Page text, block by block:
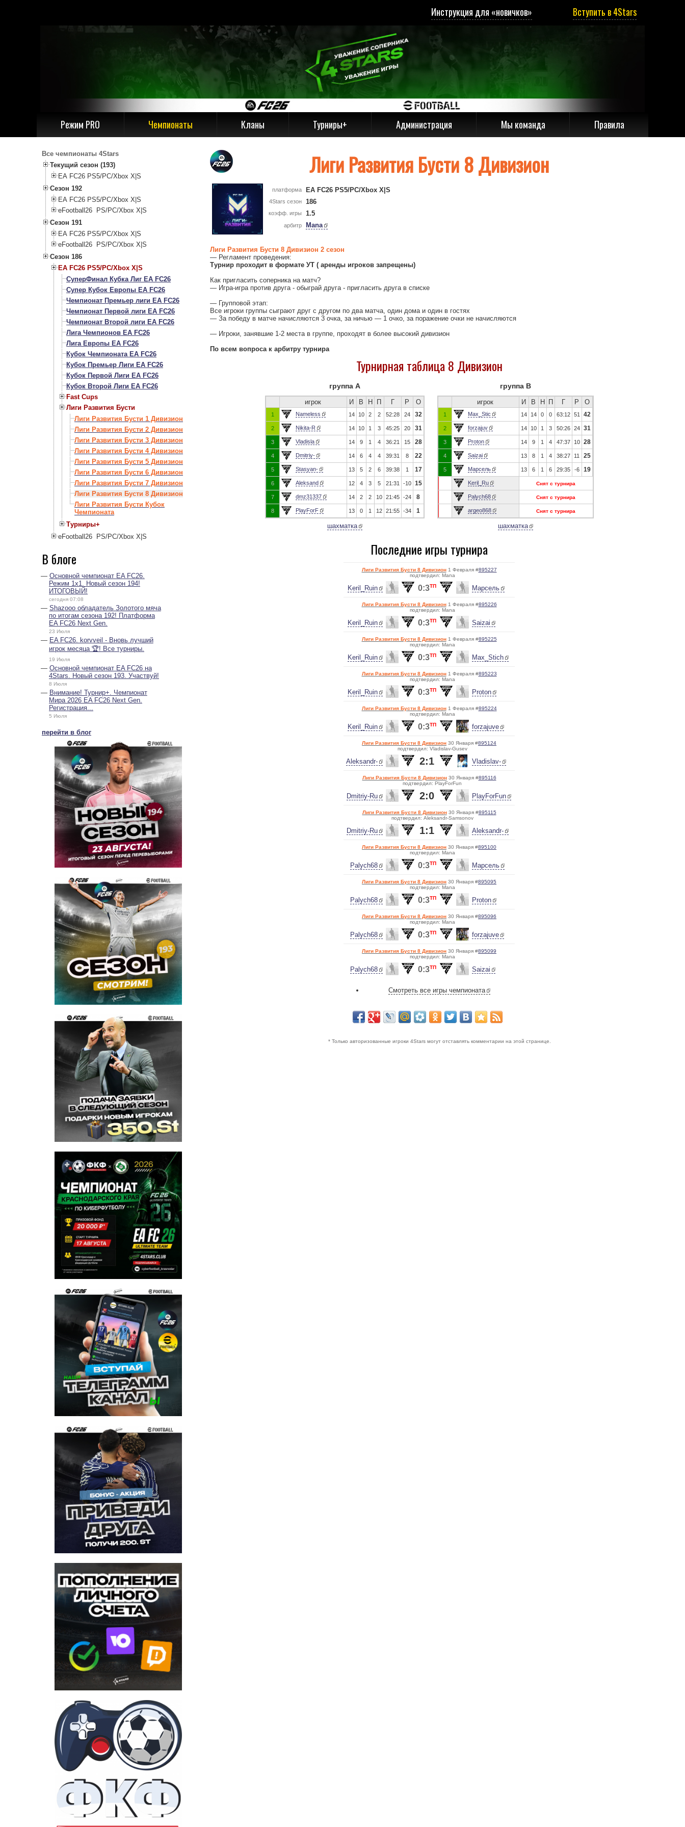
Вступить в 4Stars
Инструкция для «новичков»
Режим PRO Чемпионаты Кланы Турниры+ Администрация Мы команда Правила
Все чемпионаты 4Stars
Текущий сезон (193)
EA FC26 PS5/PC/Xbox X|S
Сезон 192
EA FC26 PS5/PC/Xbox X|S
eFootball26 PS/PC/Xbox X|S
Сезон 191
EA FC26 PS5/PC/Xbox X|S
eFootball26 PS/PC/Xbox X|S
Сезон 186
EA FC26 PS5/PC/Xbox X|S
СуперФинал Кубка Лиг EA FC26
Супер Кубок Европы EA FC26
Чемпионат Премьер лиги EA FC26
Чемпионат Первой лиги EA FC26
Чемпионат Второй лиги EA FC26
Лига Чемпионов EA FC26
Лига Европы EA FC26
Кубок Чемпионата EA FC26
Кубок Премьер Лиги EA FC26
Кубок Первой Лиги EA FC26
Кубок Второй Лиги EA FC26
Fast Cups
Лиги Развития Бусти
Лиги Развития Бусти 1 Дивизион
Лиги Развития Бусти 2 Дивизион
Лиги Развития Бусти 3 Дивизион
Лиги Развития Бусти 4 Дивизион
Лиги Развития Бусти 5 Дивизион
Лиги Развития Бусти 6 Дивизион
Лиги Развития Бусти 7 Дивизион
Лиги Развития Бусти 8 Дивизион
Лиги Развития Бусти Кубок
Чемпионата
Турниры+
eFootball26 PS/PC/Xbox X|S
В блоге
Основной чемпионат EA FC26.
Режим 1х1. Новый сезон 194!
ИТОГОВЫЙ!
сегодня 07:08
Shazooo обладатель Золотого мяча
по итогам сезона 192! Платформа
EA FC26 Next Gen.
23 Июля
EA FC26. korvveil - Вновь лучший
игрок месяца 🏆! Все турниры.
19 Июля
Основной чемпионат EA FC26 на
4Stars. Новый сезон 193. Участвуй!
8 Июля
Внимание! Турнир+. Чемпионат
Мира 2026 EA FC26 Next Gen.
Регистрация...
5 Июля
перейти в блог
Лиги Развития Бусти 8 Дивизион
платформа EA FC26 PS5/PC/Xbox X|S
4Stars сезон 186
коэфф. игры 1.5
арбитр Mana
Лиги Развития Бусти 8 Дивизион 2 сезон
— Регламент проведения:
Турнир проходит в формате УТ ( аренды игроков запрещены)
Как пригласить соперника на матч?
— Игра-игра против друга - обыграй друга - пригласить друга в списке
— Групповой этап:
Все игроки группы сыграют друг с другом по два матча, один дома и один в гостях
— За победу в матче начисляются 3 очка, за ничью — 1 очко, за поражение очки не начисляются
— Игроки, занявшие 1-2 места в группе, проходят в более высокий дивизион
По всем вопроса к арбитру турнира
Турнирная таблица 8 Дивизион
группа А
игрок И В Н П Г Р О
1 Nameless 14 10 2 2 52:28 24 32
2 Nikita-R 14 10 1 3 45:25 20 31
3 Vladisla 14 9 1 4 36:21 15 28
4 Dmitriy- 14 6 4 4 39:31 8 22
5 Stasyan- 13 5 2 6 39:38 1 17
6 Aleksand 12 4 3 5 21:31 -10 15
7 dmz31337 14 2 2 10 21:45 -24 8
8 PlayForF 13 0 1 12 21:55 -34 1
шахматка
группа B
игрок И В Н П Г Р О
1 Max_Stic 14 14 0 0 63:12 51 42
2 forzajuv 14 10 1 3 50:26 24 31
3 Proton 14 9 1 4 47:37 10 28
4 Saizai 13 8 1 4 38:27 11 25
5 Марсель 13 6 1 6 29:35 -6 19
Keril_Ru Снят с турнира
Palych68 Снят с турнира
argeo868 Снят с турнира
шахматка
Последние игры турнира
Лиги Развития Бусти 8 Дивизион1 Февраля #895227
подтвердил: Mana
Keril_Ruin 0:3ТП Марсель
Лиги Развития Бусти 8 Дивизион1 Февраля #895226
подтвердил: Mana
Keril_Ruin 0:3ТП Saizai
Лиги Развития Бусти 8 Дивизион1 Февраля #895225
подтвердил: Mana
Keril_Ruin 0:3ТП Max_Stich
Лиги Развития Бусти 8 Дивизион1 Февраля #895223
подтвердил: Mana
Keril_Ruin 0:3ТП Proton
Лиги Развития Бусти 8 Дивизион1 Февраля #895224
подтвердил: Mana
Keril_Ruin 0:3ТП forzajuve
Лиги Развития Бусти 8 Дивизион 30 Января #895124
подтвердил: Vladislav-Gusev
Aleksandr- 2:1 Vladislav-
Лиги Развития Бусти 8 Дивизион30 Января #895116
подтвердил: PlayForFun
Dmitriy-Ru 2:0 PlayForFun
Лиги Развития Бусти 8 Дивизион30 Января #895115
подтвердил: Aleksandr-Samsonov
Dmitriy-Ru 1:1 Aleksandr-
Лиги Развития Бусти 8 Дивизион 30 Января #895100
подтвердил: Mana
Palych68 0:3ТП Марсель
Лиги Развития Бусти 8 Дивизион 30 Января #895095
подтвердил: Mana
Palych68 0:3ТП Proton
Лиги Развития Бусти 8 Дивизион 30 Января #895096
подтвердил: Mana
Palych68 0:3ТП forzajuve
Лиги Развития Бусти 8 Дивизион 30 Января #895099
подтвердил: Mana
Palych68 0:3ТП Saizai
Смотреть все игры чемпионата
* Только авторизованные игроки 4Stars могут отставлять комментарии на этой странице.